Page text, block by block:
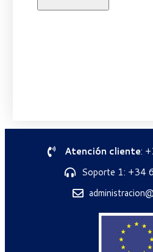
Atención cliente:
Soporte 1: +34